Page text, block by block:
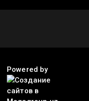
Powered by